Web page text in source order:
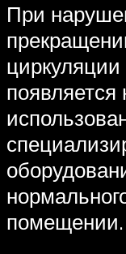
При
появляется
помещении.